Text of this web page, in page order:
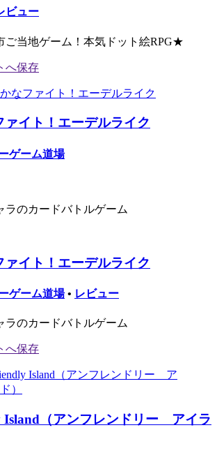
ビュー
ご当地ゲーム！本気ドット絵RPG★
ァイト！エーデルライク
ゲーム道場
ラのカードバトルゲーム
ァイト！エーデルライク
ゲーム道場 • レビュー
ラのカードバトルゲーム
Island（アンフレンドリー アイラ